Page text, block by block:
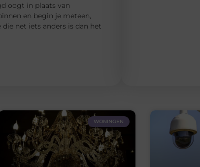
oogt in plaats van
en begin je meteen,
net iets anders is dan het
WONINGEN